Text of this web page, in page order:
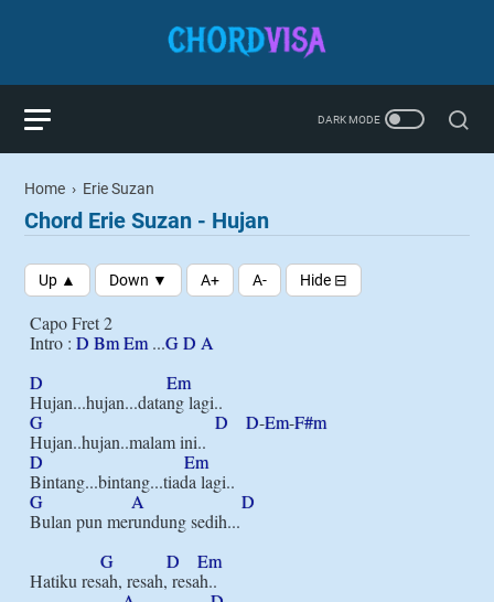
Home › Erie Suzan
Chord Erie Suzan - Hujan
Capo Fret 2
Intro : D BmEm ...GD A
D
Em
G
D D-Em-F#m
D
Em
G
A
D
Bulan pun merundung sedih...
G
D
Em
Hatiku resah, resah, resah..